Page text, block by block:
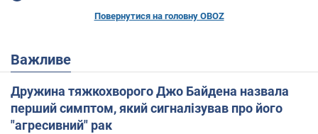
Повернутися на головну OBOZ
Важливе
Дружина тяжкохворого Джо Байдена назвала
перший симптом, який сигналізував про його
"агресивний" рак